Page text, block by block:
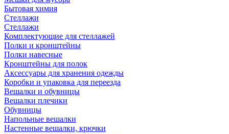
Бытовая химия
Стеллажи
Стеллажи
Комплектующие для стеллажей
Полки и кронштейны
Полки навесные
Кронштейны для полок
Аксессуары для хранения одежды
Коробки и упаковка для переезда
Вешалки и обувницы
Вешалки плечики
Обувницы
Напольные вешалки
Настенные вешалки, крючки